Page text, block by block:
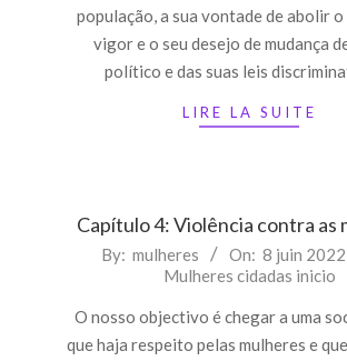
população, a sua vontade de abolir o
vigor e o seu desejo de mudança
político e das suas leis
LIRE LA SUITE
Capítulo 4: Violência contra as
2022-By: mulheres On: 8 juin 2022
Mulheres cidadas inicio
O nosso objectivo é chegar a uma
que haja respeito pelas mulheres e